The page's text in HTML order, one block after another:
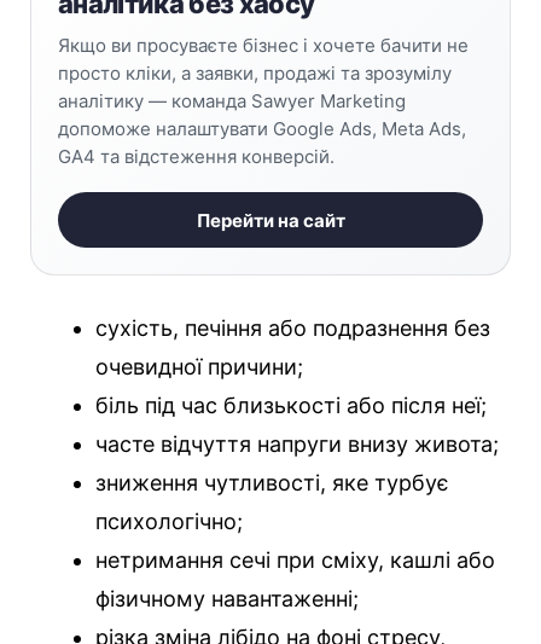
Якщо ви просуваєте бізнес і хочете бачити не
просто кліки, а заявки, продажі та зрозумілу
аналітику — команда Sawyer Marketing
допоможе налаштувати Google Ads, Meta Ads,
GA4 та відстеження конверсій.
Перейти на сайт
сухість, печіння або подразнення без
очевидної причини;
біль під час близькості або після неї;
часте відчуття напруги внизу живота;
зниження чутливості, яке турбує
психологічно;
нетримання сечі при сміху, кашлі або
фізичному навантаженні;
різка зміна лібідо на фоні стресу,